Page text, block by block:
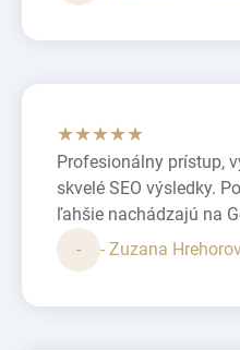
★★★★★
Profesionálny prístup,
skvelé SEO výsledky.
ľahšie nachádzajú na
-
- Zuzana